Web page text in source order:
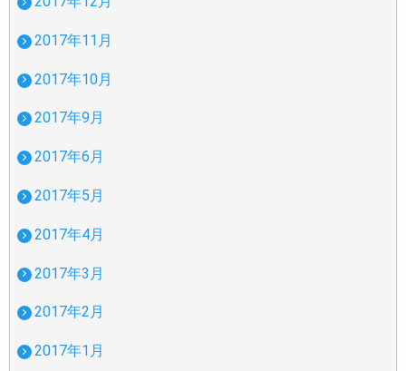
2017年11月
2017年10月
2017年9月
2017年6月
2017年5月
2017年4月
2017年3月
2017年2月
2017年1月